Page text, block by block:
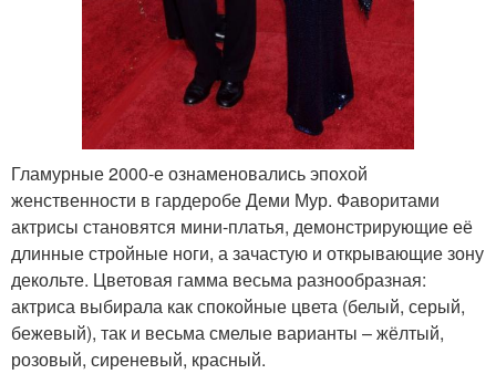
Гламурные 2000-е ознаменовались эпохой
женственности в гардеробе Деми Мур. Фаворитами
актрисы становятся мини-платья, демонстрирующие её
длинные стройные ноги, а зачастую и открывающие зону
декольте. Цветовая гамма весьма разнообразная:
актриса выбирала как спокойные цвета (белый, серый,
бежевый), так и весьма смелые варианты – жёлтый,
розовый, сиреневый, красный.